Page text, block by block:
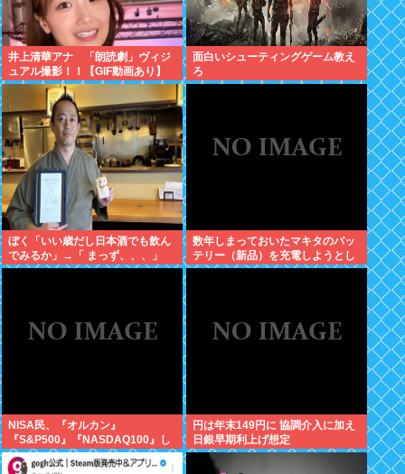
井上清華アナ 「朗読劇」ヴィジ
ュアル撮影！！【GIF動画あり】
面白いシューティングゲーム教え
ろ
ぼく「いい歳だし日本酒でも飲ん
でみるか」→「 まっず、、、」
数年しまっておいたマキタのバッ
テリー（新品）を充電しようとし
たらエラーで充電できないんだ
NISA民、『オルカン』
『S&P500』『NASDAQ100』し
か買わない
円は年末149円に 協調介入に加え
日銀早期利上げ想定